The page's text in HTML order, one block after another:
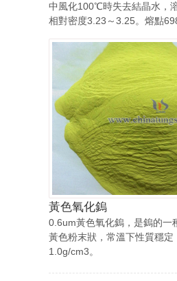
中風化100℃時失去結晶水，
相對密度3.23～3.25。熔點
黃色氧化鎢
0.6um黃色氧化鎢，是鎢的一
黃色粉末狀，常溫下性質穩定
1.0g/cm3。